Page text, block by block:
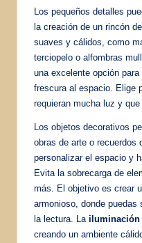
Los pequeños detalles
la creación de un rincón
suaves y cálidos, como
terciopelo o alfombras
una excelente opción
frescura al espacio. Elige
requieran mucha luz y
Los objetos decorativos
obras de arte o recuerdos
personalizar el espacio y
Evita la sobrecarga de
más. El objetivo es crear
armonioso, donde
la lectura. La iluminación
creando un ambiente